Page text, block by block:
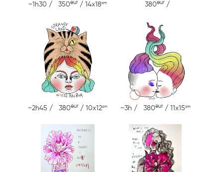
~1h30 / 350eur / 14x18cm 380eur /
~2h45 / 380eur / 10x12cm ~3h / 380eur / 11x15cm